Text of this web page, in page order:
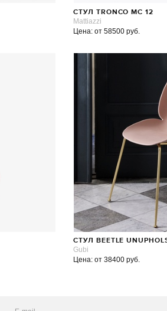
СТУЛ TRONCO MC 12
Mattiazzi
Цена: от 58500 руб.
СТУЛ BEETLE
Gubi
Цена: от 38400 руб.